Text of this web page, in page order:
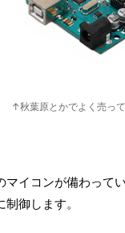
↑秋葉原とかでよく売っ
イコンが備わって
御します。